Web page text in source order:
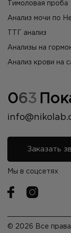
Тимоловая проба
Анализ мочи по
ТТГ анализ
Анализы на
Анализ крови на
063
Заказать
Мы в соцсетях
© 2026 Все